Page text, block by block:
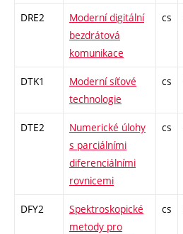
DRE2
Moderní digitální
bezdrátová
komunikace
cs
DTK1
Moderní síťové
technologie
cs
DTE2
Numerické úlohy
s parciálními
diferenciálními
rovnicemi
cs
DFY2
Spektroskopické
metody pro
cs